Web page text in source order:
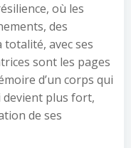
où les
des
avec ses
sont les pages
d’un corps qui
devient plus fort,
de ses